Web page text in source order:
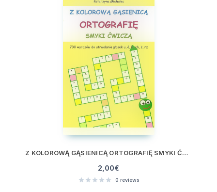
Z KOLOROWĄ GĄSIENICĄ ORTOGRAFIĘ SMYKI ĆWICZĄ
2,00€
0 reviews